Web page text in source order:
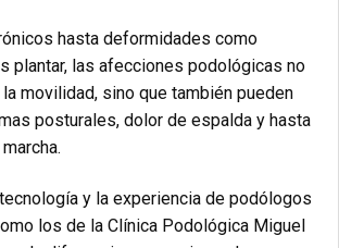
hasta deformidades como
plantar, las afecciones podológicas no
movilidad, sino que también pueden
posturales, dolor de espalda y hasta
y la experiencia de podólogos
los de la Clínica Podológica Miguel